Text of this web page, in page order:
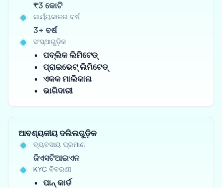
₹3 କୋଟି
କାର୍ଯ୍ୟକାଳର ବର୍ଷ
3+ ବର୍ଷ
ସଂସ୍ଥାଗୁଡ଼ିକ
ପବ୍ଲିକ ଲିମିଟେଡ୍
ପ୍ରାଇଭେଟ୍ ଲିମିଟେଡ୍
ଏକକ ମାଲିକାନା
ଭାଗିଦାରୀ
ଆବଶ୍ୟକୀୟ ଦଲିଲଗୁଡ଼ିକ
ବ୍ୟବସାୟ ପ୍ରମାଣ
ଜିଏସଟିଆଇଏନ
KYC ବିବରଣୀ
ପାନ୍ କାର୍ଡ